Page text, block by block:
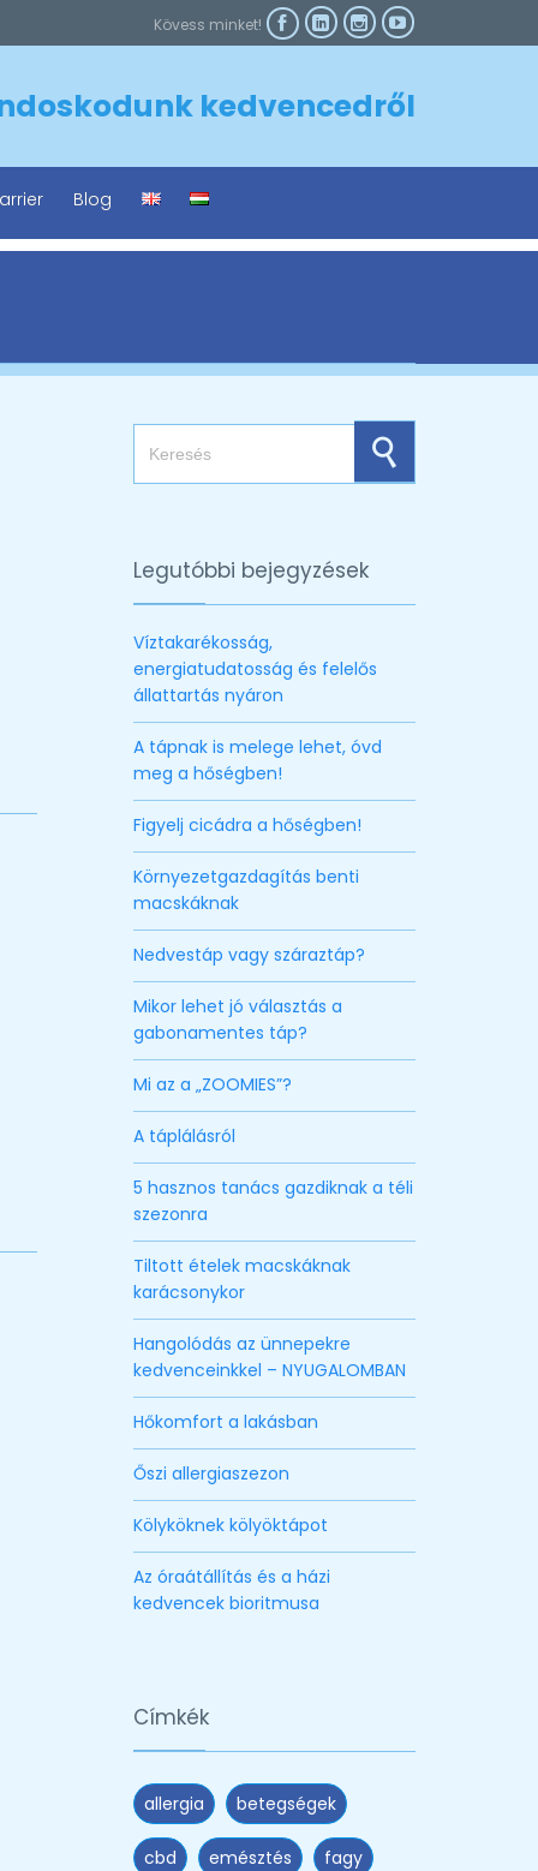
Kövess minket!    
kedvencedről
Blog
Legutóbbi bejegyzések
Víztakarékosság,
energiatudatosság és felelős
állattartás nyáron
A tápnak is melege lehet, óvd
meg a hőségben!
Figyelj cicádra a hőségben!
Környezetgazdagítás benti
macskáknak
Nedvestáp vagy száraztáp?
Mikor lehet jó választás a
gabonamentes táp?
Mi az a „ZOOMIES”?
A táplálásról
5 hasznos tanács gazdiknak a téli
szezonra
Tiltott ételek macskáknak
karácsonykor
Hangolódás az ünnepekre
kedvenceinkkel – NYUGALOMBAN
Hőkomfort a lakásban
Őszi allergiaszezon
Kölyköknek kölyöktápot
Az óraátállítás és a házi
kedvencek bioritmusa
Címkék
allergia betegségek
cbd emésztés fagy